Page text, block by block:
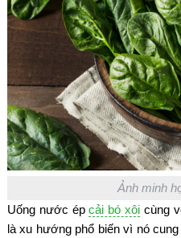
Ảnh minh
Uống nước épcải bó xôicùng
là xu hướng phổ biến vì nó